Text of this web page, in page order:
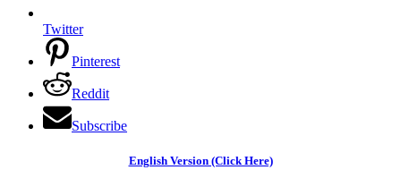
Twitter
Pinterest
Reddit
Subscribe
English Version (Click Here)